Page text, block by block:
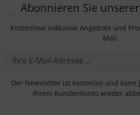
Abonnieren Sie
Kostenlose exklusive Angebote und
Mail
Der Newsletter ist kostenlos und
Ihrem Kundenkonto wieder